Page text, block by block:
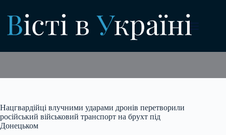
вмісту
Нацгвардійці влучними ударами дронів перетворили
російський військовий транспорт на брухт під
Донецьком